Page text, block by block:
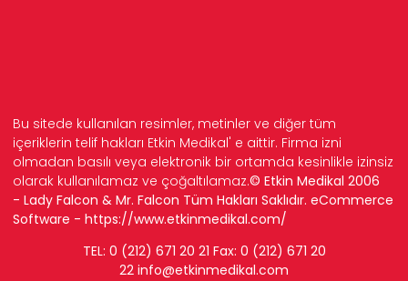
Bu sitede kullanılan resimler, metinler ve diğer tüm
içeriklerin telif hakları Etkin Medikal' e aittir. Firma izni
olmadan basılı veya elektronik bir ortamda kesinlikle izinsiz
olarak kullanılamaz ve çoğaltılamaz.© Etkin Medikal 2006
- Lady Falcon & Mr. Falcon Tüm Hakları Saklıdır. eCommerce
Software - https://www.etkinmedikal.com/
TEL: 0 (212) 671 20 21 Fax: 0 (212) 671 20
22 info@etkinmedikal.com